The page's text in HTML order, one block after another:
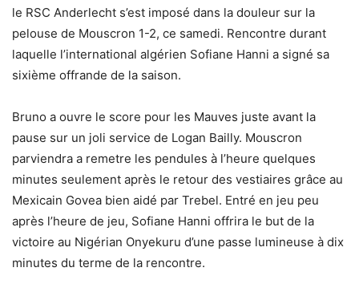
le RSC Anderlecht s’est imposé dans la douleur sur la
pelouse de Mouscron 1-2, ce samedi. Rencontre durant
laquelle l’international algérien Sofiane Hanni a signé sa
sixième offrande de la saison.
Bruno a ouvre le score pour les Mauves juste avant la
pause sur un joli service de Logan Bailly. Mouscron
parviendra a remetre les pendules à l’heure quelques
minutes seulement après le retour des vestiaires grâce au
Mexicain Govea bien aidé par Trebel. Entré en jeu peu
après l’heure de jeu, Sofiane Hanni offrira le but de la
victoire au Nigérian Onyekuru d’une passe lumineuse à dix
minutes du terme de la rencontre.